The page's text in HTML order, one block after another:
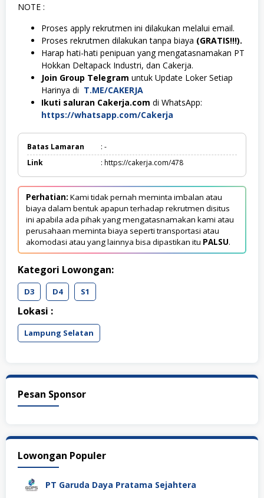
NOTE :
Proses apply rekrutmen ini dilakukan melalui email.
Proses rekrutmen dilakukan tanpa biaya (GRATIS!!!).
Harap hati-hati penipuan yang mengatasnamakan PT
Hokkan Deltapack Industri, dan Cakerja.
Join Group Telegram untuk Update Loker Setiap
Harinya di T.ME/CAKERJA
Ikuti saluran Cakerja.com di WhatsApp:
https://whatsapp.com/Cakerja
Batas Lamaran
: -
Link
: https://cakerja.com/478
Perhatian: Kami tidak pernah meminta imbalan atau
biaya dalam bentuk apapun terhadap rekrutmen disitus
ini apabila ada pihak yang mengatasnamakan kami atau
perusahaan meminta biaya seperti transportasi atau
akomodasi atau yang lainnya bisa dipastikan itu PALSU.
Kategori Lowongan:
D3 D4 S1
Lokasi :
Lampung Selatan
Pesan Sponsor
Lowongan Populer
PT Garuda Daya Pratama Sejahtera